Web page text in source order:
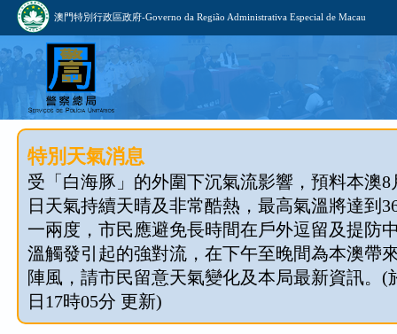
澳門特別行政區政府-Governo da Região Administrativa Especial de Macau
特別天氣消息
受「白海豚」的外圍下沉氣流影響，預料本澳8
日天氣持續天晴及非常酷熱，最高氣溫將達到
一兩度，市民應避免長時間在戶外逗留及提防
溫觸發引起的強對流，在下午至晚間為本澳帶
陣風，請市民留意天氣變化及本局最新資訊。(
日17時05分 更新)